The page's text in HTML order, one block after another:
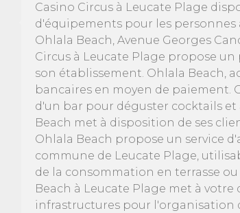
Casino Circus à Leucate Plage
d'équipements pour les
Ohlala Beach, Avenue Georges
Circus à Leucate Plage propose
son établissement. Ohlala Beach,
bancaires en moyen de paiement.
d'un bar pour déguster cocktails et
Beach met à disposition de ses
Ohlala Beach propose un service
commune de Leucate Plage,
de la consommation en terrasse
Beach à Leucate Plage met à votre
infrastructures pour l'organisation